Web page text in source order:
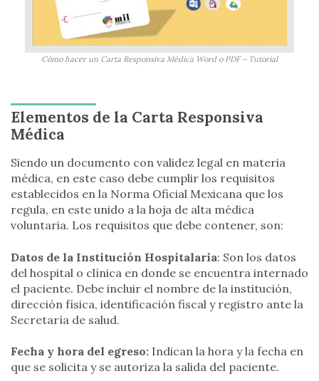
Cómo hacer un Carta Responsiva Médica Word o PDF – Tutorial
Elementos de la Carta Responsiva
Médica
Siendo un documento con validez legal en materia
médica, en este caso debe cumplir los requisitos
establecidos en la Norma Oficial Mexicana que los
regula, en este unido a la hoja de alta médica
voluntaria. Los requisitos que debe contener, son:
Datos de la Institución Hospitalaria: Son los datos
del hospital o clínica en donde se encuentra internado
el paciente. Debe incluir el nombre de la institución,
dirección física, identificación fiscal y registro ante la
Secretaría de salud.
Fecha y hora del egreso: Indican la hora y la fecha en
que se solicita y se autoriza la salida del paciente.